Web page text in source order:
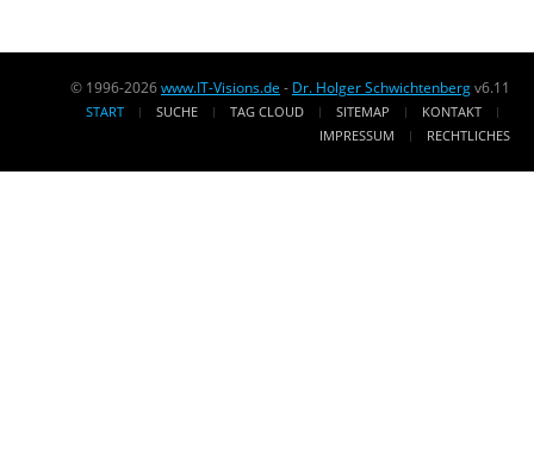
© 1996-2026www.IT-Visions.de - Dr. Holger Schwichtenbergv6.11
START SUCHE TAG CLOUD SITEMAP
KONTAKT
IMPRESSUM
RECHTLICHES